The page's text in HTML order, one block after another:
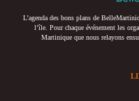
L’agenda des bons plans de
l’île. Pour chaque événement les
Martinique que nous relayons